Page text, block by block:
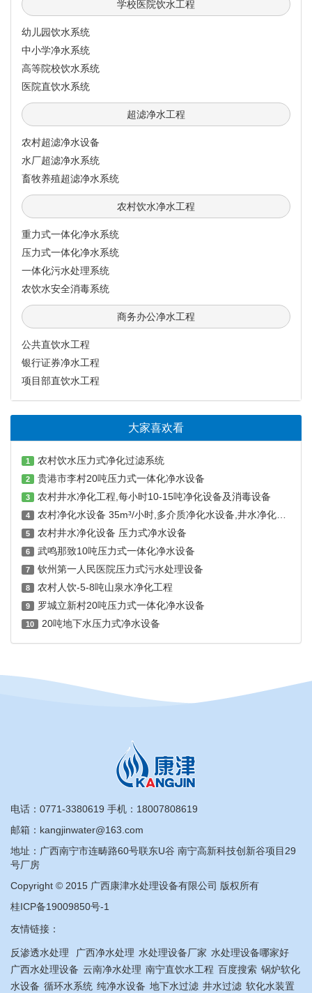
学校医院饮水工程
幼儿园饮水系统
中小学净水系统
高等院校饮水系统
医院直饮水系统
超滤净水工程
农村超滤净水设备
水厂超滤净水系统
畜牧养殖超滤净水系统
农村饮水净水工程
重力式一体化净水系统
压力式一体化净水系统
一体化污水处理系统
农饮水安全消毒系统
商务办公净水工程
公共直饮水工程
银行证券净水工程
项目部直饮水工程
大家喜欢看
1 农村饮水压力式净化过滤系统
2 贵港市李村20吨压力式一体化净水设备
3 农村井水净化工程,每小时10-15吨净化设备及消毒设备
4 农村净化水设备 35m³/小时,多介质净化水设备,井水净化器 压力式净水设备
5 农村井水净化设备 压力式净水设备
6 武鸣那致10吨压力式一体化净水设备
7 钦州第一人民医院压力式污水处理设备
8 农村人饮-5-8吨山泉水净化工程
9 罗城立新村20吨压力式一体化净水设备
10 20吨地下水压力式净水设备
电话： 0771-3380619 手机： 18007808619
邮箱：kangjinwater@163.com
地址：广西南宁市连畴路60号联东U谷 南宁高新科技创新谷项目29
号厂房
Copyright © 2015 广西康津水处理设备有限公司 版权所有
桂ICP备19009850号-1
友情链接：
反渗透水处理 广西净水处理 水处理设备厂家 水处理设备哪家好
广西水处理设备 云南净水处理 南宁直饮水工程 百度搜索 锅炉软化
水设备 循环水系统 纯净水设备 地下水过滤 井水过滤 软化水装置